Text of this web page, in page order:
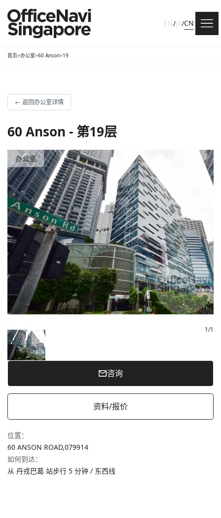
EN/JP/CN
首页>办公室>60 Anson>19
← 返回办公室详情
60 Anson - 第19层
办公室
1/1
咨询
资料/报价
位置：
60 ANSON ROAD,079914
如何到达：
从 丹戎巴葛 站步行 5 分钟 / 东西线